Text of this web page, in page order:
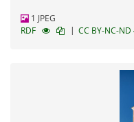
1 JPEG
RDF
| CC BY-NC-ND